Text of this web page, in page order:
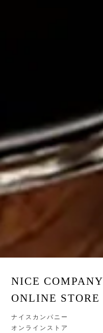
NICE COMPANY
ONLINE STORE
ナイスカンパニー
オンラインストア